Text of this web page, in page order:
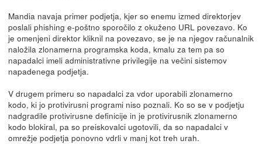
Mandia navaja primer podjetja, kjer so enemu izmed direktorjev
poslali phishing e-poštno sporočilo z okuženo URL povezavo. Ko
je omenjeni direktor kliknil na povezavo, se je na njegov računalnik
naložila zlonamerna programska koda, kmalu za tem pa so
napadalci imeli administrativne privilegije na večini sistemov
napadenega podjetja.
V drugem primeru so napadalci za vdor uporabili zlonamerno
kodo, ki jo protivirusni programi niso poznali. Ko so se v podjetju
nadgradile protivirusne definicije in je protivirusnik zlonamerno
kodo blokiral, pa so preiskovalci ugotovili, da so napadalci v
omrežje podjetja ponovno vdrli v manj kot treh urah.